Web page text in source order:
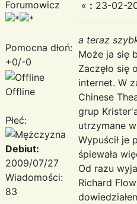
Forumowicz
Pomocna dłoń:
+0/-0
Offline
Płeć:
Debiut:
2009/07/27
Wiadomości:
83
« : 23-02-
a teraz
Może ja się
Zaczęło się
internet. W
Chinese
grup
utrzymane
Wypuścił je
śpiewała
Od razu
Richard